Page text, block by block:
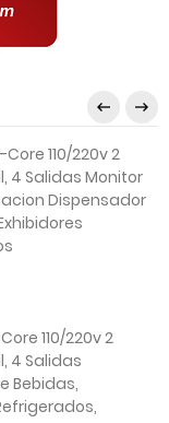
110/220v 2
4 Salidas Monitor
Dispensador
110/220v 2
4 Salidas
Bebidas,